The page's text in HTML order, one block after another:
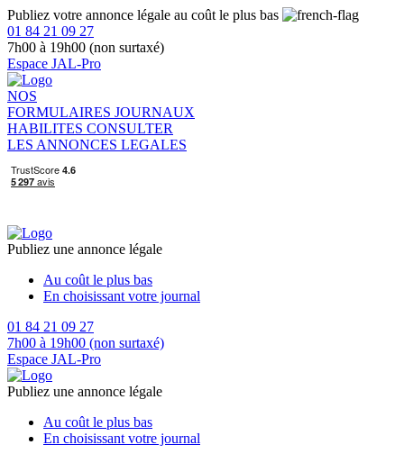
Publiez votre annonce légale au coût le plus bas
01 84 21 09 27
7h00 à 19h00 (non surtaxé)
Espace JAL-Pro
NOS
FORMULAIRES JOURNAUX
HABILITES CONSULTER
LES ANNONCES LEGALES
Publiez une annonce légale
Au coût le plus bas
En choisissant votre journal
01 84 21 09 27
7h00 à 19h00 (non surtaxé)
Espace JAL-Pro
Publiez une annonce légale
Au coût le plus bas
En choisissant votre journal